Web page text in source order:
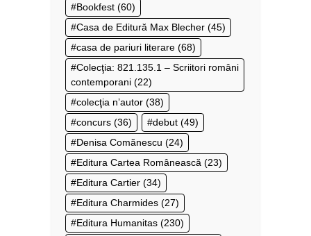
Bookfest (60)
Casa de Editură Max Blecher (45)
casa de pariuri literare (68)
Colecţia: 821.135.1 – Scriitori români
contemporani (22)
colecţia n’autor (38)
concurs (36) debut (49)
Denisa Comănescu (24)
Editura Cartea Românească (23)
Editura Cartier (34)
Editura Charmides (27)
Editura Humanitas (230)